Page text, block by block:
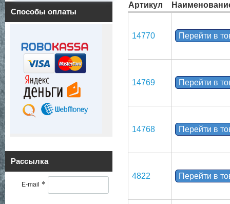
Способы оплаты
Рассылка
E-mail *
Артикул
14770 Перейти в
14769 Перейти в
14768 Перейти в
4822 Перейти в